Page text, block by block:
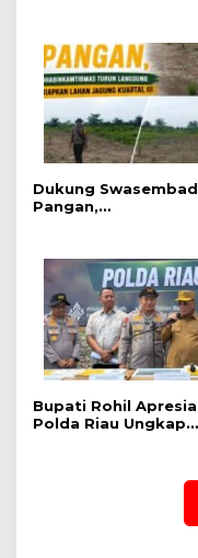
Bantuan Untuk
Masyarakat Pesisir
Sinaboi
Dukung
Pangan,
Jagung Kuartal III
Bupati Rohil
Polda Riau Ungkap